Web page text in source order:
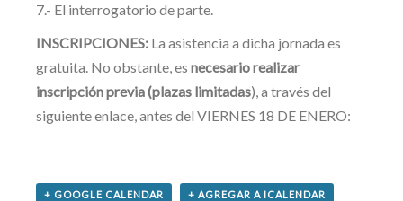
7.- El interrogatorio de parte.
INSCRIPCIONES: La asistencia a dicha jornada es
gratuita. No obstante, es necesario realizar
inscripción previa (plazas limitadas), a través del
siguiente enlace, antes del VIERNES 18 DE ENERO:
+ GOOGLE CALENDAR + AGREGAR A ICALENDAR